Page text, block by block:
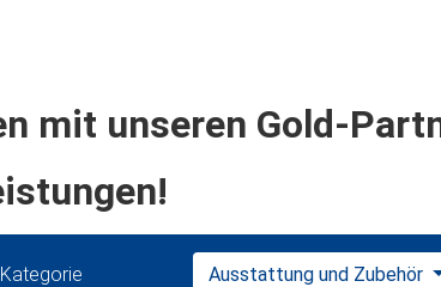
mit unseren Gold-
Ausstattung und Zubehör